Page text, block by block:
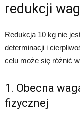
redukcji
Redukcja 10 kg nie
determinacji i
celu może się różnić
1. Obecna
fizycznej